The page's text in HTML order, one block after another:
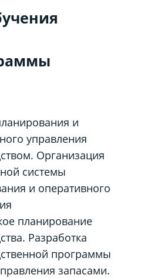
и
управления
Организация
системы
и оперативного
планирование
Разработка
программы
запасами.